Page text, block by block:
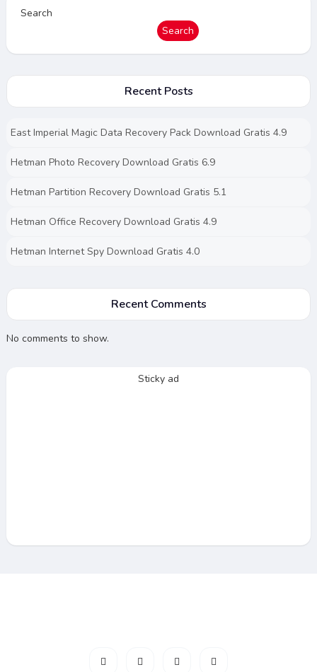
Search
Search
Recent Posts
East Imperial Magic Data Recovery Pack Download Gratis 4.9
Hetman Photo Recovery Download Gratis 6.9
Hetman Partition Recovery Download Gratis 5.1
Hetman Office Recovery Download Gratis 4.9
Hetman Internet Spy Download Gratis 4.0
Recent Comments
No comments to show.
Sticky ad